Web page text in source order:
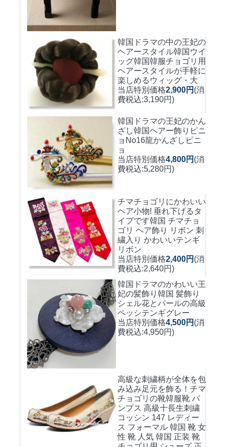
韓国ドラマの中の王妃の
ヘアースタイル韓国ウイ
ッグ韓国韓服チョゴリ用
ヘアースタイルが手軽に
楽しめるウィッグ・大
当店特別価格2,900円 (消
費税込:3,190円)
韓国ドラマの王妃のかん
ざし韓国ヘアー飾りピニ
ョNo16龍かんざしピニ
ョ
当店特別価格4,800円 (消
費税込:5,280円)
チマチョゴリにかわいい
ヘア小物! 垂れ下げるタ
イプです韓国 チマチョ
ゴリ ヘア飾り リボン 刺
繍入り かわいいテンギ
リボン
当店特別価格2,400円 (消
費税込:2,640円)
韓国ドラマのかわいい王
妃の髪飾り 韓国 髪飾り
シェル花とパールの高級
ペッシテンギグレー
当店特別価格4,500円 (消
費税込:4,950円)
高級な刺繍柄が全体を包
み込み足元を飾る！ チマ
チョゴリの靴韓服靴 パ
ンプス 高級十長生刺繍
コッシン 147 レディー
ス フォーマル 韓国 靴 女
性 靴 人気 韓国 正装 靴